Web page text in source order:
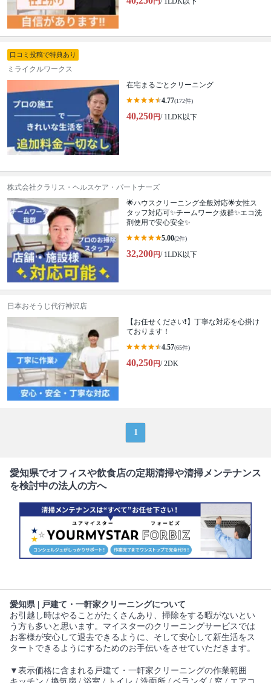
口コミ投稿で特典あり
ミライクルワークス
在宅まるごとクリーニング
4.77(172件)
40,250円/ 1LDK以下
株式会社クラリス・ヘルスケア・パートナーズ
🌟ハウスクリーニング全般対応🌟女性ス
タッフ対応可✨チームワーク抜群✨エコ洗
剤使用で安心安全✨
5.00(2件)
32,200円/ 1LDK以下
日本おそうじ代行神沢店
【お任せください❗️】丁寧な対応を心掛け
ております！
4.57(65件)
40,250円/ 2DK
1
愛知県でオフィスや飲食店の定期清掃や清掃メンテナンス
を検討中の法人の方へ
愛知県 | 戸建て・一軒家クリーニングについて
お引越し時はやることがたくさんあり、掃除をする暇がないとい
う方も多いと思います。マイスターのクリーニングサービスでは
お客様が安心して退去できるように、そして安心して新生活をス
タートできるようにするためのお手伝いをさせていただきます。
▼表示価格に含まれる戸建て・一軒家クリーニングの作業範囲